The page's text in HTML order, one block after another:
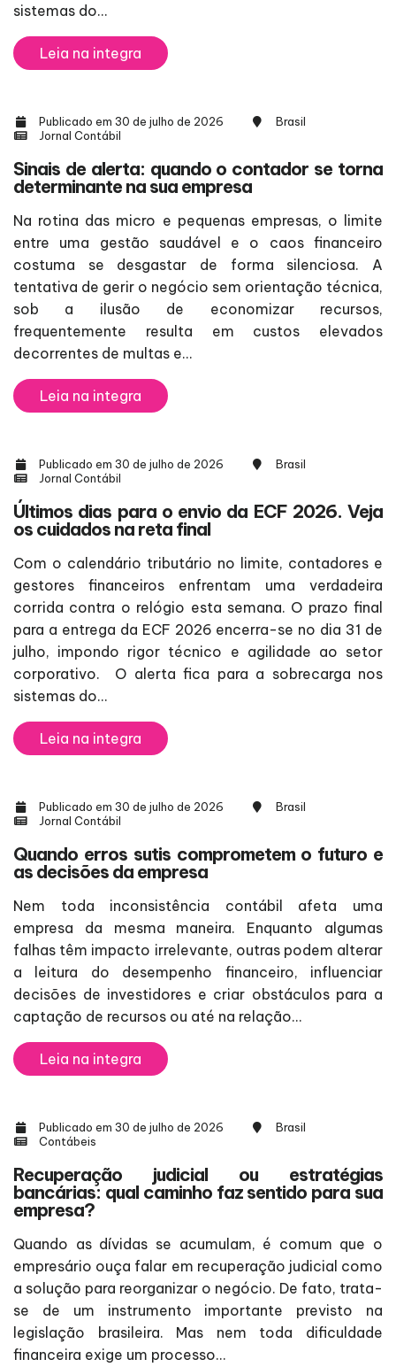
sistemas do...
Leia na integra
Publicado em 30 de julho de 2026
Brasil
Jornal Contábil
Sinais de alerta: quando o contador se torna
determinante na sua empresa
Na rotina das micro e pequenas empresas, o limite
entre uma gestão saudável e o caos financeiro
costuma se desgastar de forma silenciosa. A
tentativa de gerir o negócio sem orientação técnica,
sob a ilusão de economizar recursos,
frequentemente resulta em custos elevados
decorrentes de multas e...
Leia na integra
Publicado em 30 de julho de 2026
Brasil
Jornal Contábil
Últimos dias para o envio da ECF 2026. Veja
os cuidados na reta final
Com o calendário tributário no limite, contadores e
gestores financeiros enfrentam uma verdadeira
corrida contra o relógio esta semana. O prazo final
para a entrega da ECF 2026 encerra-se no dia 31 de
julho, impondo rigor técnico e agilidade ao setor
corporativo. O alerta fica para a sobrecarga nos
sistemas do...
Leia na integra
Publicado em 30 de julho de 2026
Brasil
Jornal Contábil
Quando erros sutis comprometem o futuro e
as decisões da empresa
Nem toda inconsistência contábil afeta uma
empresa da mesma maneira. Enquanto algumas
falhas têm impacto irrelevante, outras podem alterar
a leitura do desempenho financeiro, influenciar
decisões de investidores e criar obstáculos para a
captação de recursos ou até na relação...
Leia na integra
Publicado em 30 de julho de 2026
Brasil
Contábeis
Recuperação judicial ou estratégias
bancárias: qual caminho faz sentido para sua
empresa?
Quando as dívidas se acumulam, é comum que o
empresário ouça falar em recuperação judicial como
a solução para reorganizar o negócio. De fato, trata-
se de um instrumento importante previsto na
legislação brasileira. Mas nem toda dificuldade
financeira exige um processo...